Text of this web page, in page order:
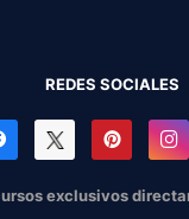
REDES SOCIALES
exclusivos